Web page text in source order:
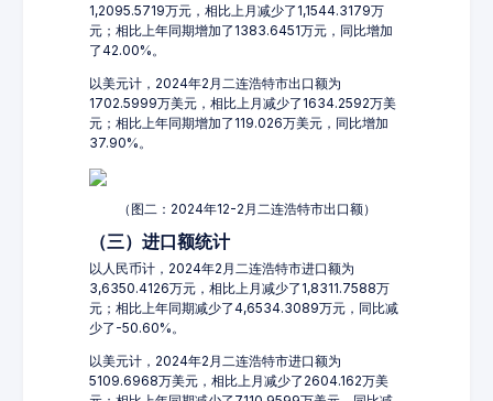
1,2095.5719万元，相比上月减少了1,1544.3179万
元；相比上年同期增加了1383.6451万元，同比增加
了42.00%。
以美元计，2024年2月二连浩特市出口额为
1702.5999万美元，相比上月减少了1634.2592万美
元；相比上年同期增加了119.026万美元，同比增加
37.90%。
（图二：2024年12-2月二连浩特市出口额）
（三）进口额统计
以人民币计，2024年2月二连浩特市进口额为
3,6350.4126万元，相比上月减少了1,8311.7588万
元；相比上年同期减少了4,6534.3089万元，同比减
少了-50.60%。
以美元计，2024年2月二连浩特市进口额为
5109.6968万美元，相比上月减少了2604.162万美